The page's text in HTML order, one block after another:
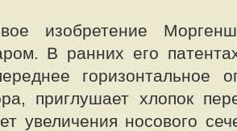
изобретение
В ранних его
горизонтальное
приглушает хлопок
увеличения носового